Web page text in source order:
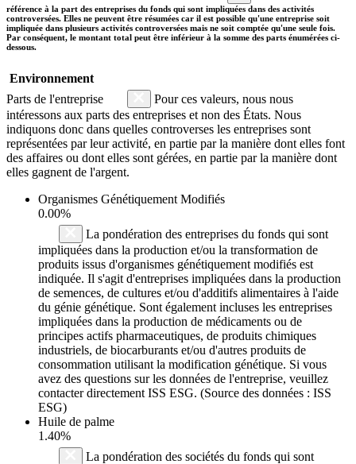
référence à la part des entreprises du fonds qui sont impliquées dans des activités
controversées. Elles ne peuvent être résumées car il est possible qu'une entreprise soit
impliquée dans plusieurs activités controversées mais ne soit comptée qu'une seule fois.
Par conséquent, le montant total peut être inférieur à la somme des parts énumérées ci-
dessous.
Environnement
Parts de l'entreprise
Pour ces valeurs, nous nous
intéressons aux parts des entreprises et non des États. Nous
indiquons donc dans quelles controverses les entreprises sont
représentées par leur activité, en partie par la manière dont elles font
des affaires ou dont elles sont gérées, en partie par la manière dont
elles gagnent de l'argent.
Organismes Génétiquement Modifiés
0.00%
La pondération des entreprises du fonds qui sont
impliquées dans la production et/ou la transformation de
produits issus d'organismes génétiquement modifiés est
indiquée. Il s'agit d'entreprises impliquées dans la production
de semences, de cultures et/ou d'additifs alimentaires à l'aide
du génie génétique. Sont également incluses les entreprises
impliquées dans la production de médicaments ou de
principes actifs pharmaceutiques, de produits chimiques
industriels, de biocarburants et/ou d'autres produits de
consommation utilisant la modification génétique. Si vous
avez des questions sur les données de l'entreprise, veuillez
contacter directement ISS ESG. (Source des données : ISS
ESG)
Huile de palme
1.40%
La pondération des sociétés du fonds qui sont